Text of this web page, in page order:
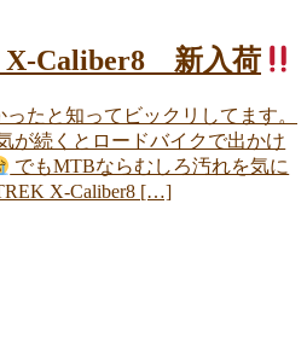
X-Caliber8 新入荷
たと知ってビックリしてます。
が続くとロードバイクで出かけ
でもMTBならむしろ汚れを気に
X-Caliber8 […]